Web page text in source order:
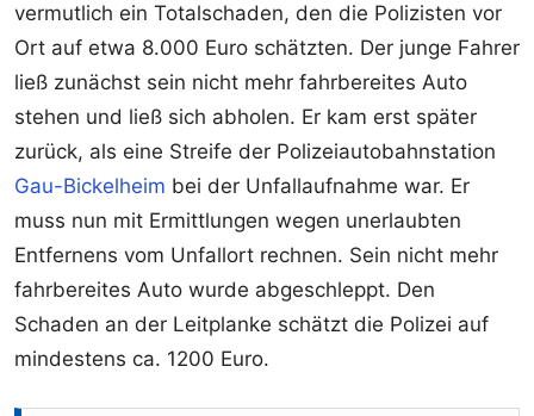
vermutlich ein Totalschaden, den die Polizisten vor
Ort auf etwa 8.000 Euro schätzten. Der junge Fahrer
ließ zunächst sein nicht mehr fahrbereites Auto
stehen und ließ sich abholen. Er kam erst später
zurück, als eine Streife der Polizeiautobahnstation
Gau-Bickelheim bei der Unfallaufnahme war. Er
muss nun mit Ermittlungen wegen unerlaubten
Entfernens vom Unfallort rechnen. Sein nicht mehr
fahrbereites Auto wurde abgeschleppt. Den
Schaden an der Leitplanke schätzt die Polizei auf
mindestens ca. 1200 Euro.